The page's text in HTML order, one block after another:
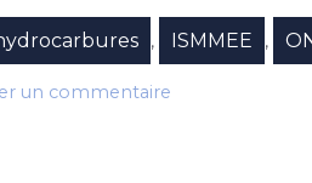
, ISMMEE ,
un commentaire